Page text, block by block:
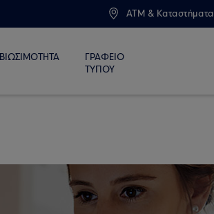
ATM & Καταστήματα
ΒΙΩΣΙΜΟΤΗΤΑ
ΓΡΑΦΕΙΟ
ΤΥΠΟΥ